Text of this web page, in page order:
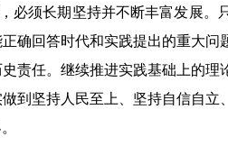
必须长期坚持并不断丰富发展
确回答时代和实践提出的重大
责任。继续推进实践基础上的
到坚持人民至上、坚持自信自